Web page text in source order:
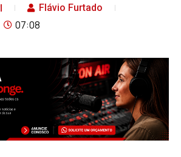
Flávio Furtado
07:08